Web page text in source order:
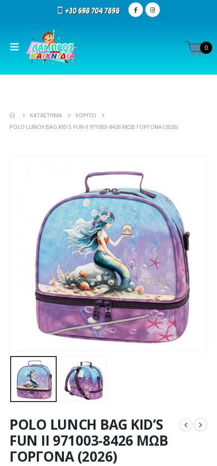
0
ΚΑΤΆΣΤΗΜΑ
ΚΟΡΊΤΣΙ
POLO LUNCH BAG KID’S FUN II 971003-8426 ΜΩΒ ΓΟΡΓΟΝΑ (2026)
POLO LUNCH BAG KID’S
FUN II 971003-8426 ΜΩΒ
ΓΟΡΓΟΝΑ (2026)